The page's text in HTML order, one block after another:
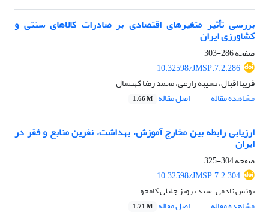
بررسی تأثیر متغیرهای اقتصادی بر صادرات کالاهای سنتی و
کشاورزی ایران
صفحه286-303
10.32598/JMSP.7.2.286
فریبا اقبال، نسیبه زارعی، محمد رضا کهنسال
مشاهده مقاله
اصل مقاله 1.66 M
ارزیابی رابطه بین مخارج آموزش، بهداشت، نفرین منابع و فقر در
ایران
صفحه304-325
10.32598/JMSP.7.2.304
یونس نادمی، سید پرویز جلیلی کامجو
مشاهده مقاله
اصل مقاله 1.71 M